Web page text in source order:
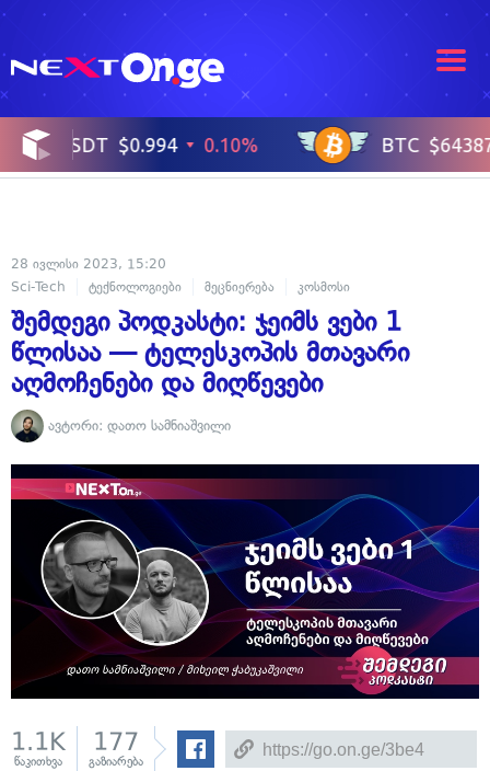
28 ივლისი 2023, 15:20
Sci-Tech
ტექნოლოგიები მეცნიერება კოსმოსი
შემდეგი პოდკასტი: ჯეიმს ვები 1
წლისაა — ტელესკოპის მთავარი
აღმოჩენები და მიღწევები
ავტორი: დათო სამნიაშვილი
1.1K
წაკითხვა
177
გაზიარება